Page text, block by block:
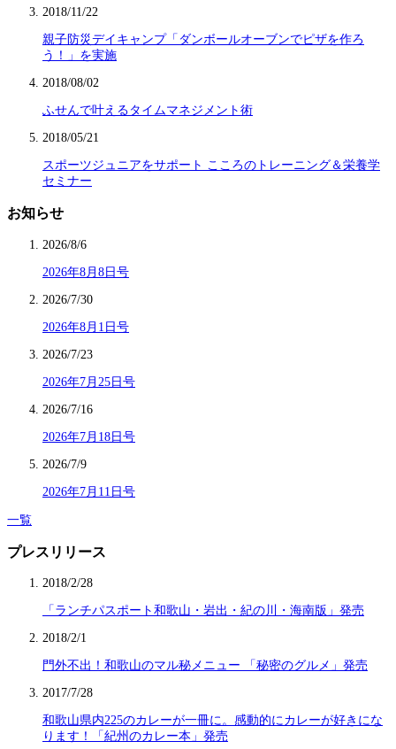
2018/11/22
親子防災デイキャンプ「ダンボールオーブンでピザを作ろ
う！」を実施
2018/08/02
ふせんで叶えるタイムマネジメント術
2018/05/21
スポーツジュニアをサポート こころのトレーニング＆栄養学
セミナー
お知らせ
2026/8/6
2026年8月8日号
2026/7/30
2026年8月1日号
2026/7/23
2026年7月25日号
2026/7/16
2026年7月18日号
2026/7/9
2026年7月11日号
一覧
プレスリリース
2018/2/28
「ランチパスポート和歌山・岩出・紀の川・海南版」発売
2018/2/1
門外不出！和歌山のマル秘メニュー 「秘密のグルメ」発売
2017/7/28
和歌山県内225のカレーが一冊に。感動的にカレーが好きにな
ります！「紀州のカレー本」発売